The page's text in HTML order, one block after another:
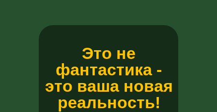
Это не
фантастика -
это ваша новая
реальность!